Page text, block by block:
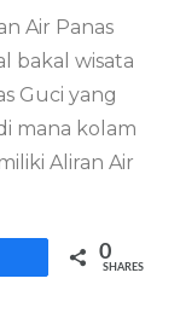
Air Panas
bakal wisata
Guci yang
mana kolam
Aliran Air
0
SHARES